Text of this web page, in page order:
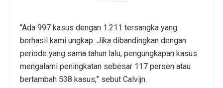
“Ada 997 kasus dengan 1.211 tersangka yang
berhasil kami ungkap. Jika dibandingkan dengan
periode yang sama tahun lalu, pengungkapan kasus
mengalami peningkatan sebesar 117 persen atau
bertambah 538 kasus,” sebut Calvijn.